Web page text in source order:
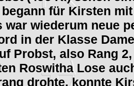
für Kirsten
war wiederum neue
in der Klasse
Probst, also Rang
Roswitha Lose
drohte, konnte